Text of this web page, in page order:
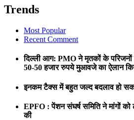
Trends
Most Popular
Recent Comment
दिल्ली आग: PMO ने मृतकों के
50-50 हजार रुपये मुआवजे का ऐलान
इनकम टैक्स में बहुत जल्द बदलाव हो
EPFO : पेंशन संघर्ष समिति ने मांगों को
की